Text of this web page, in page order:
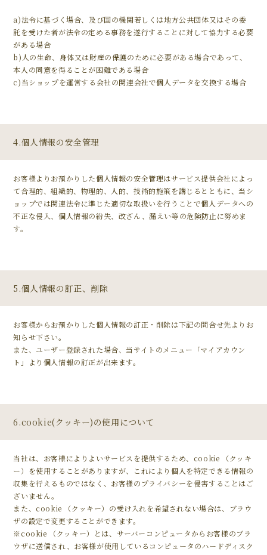
a)法令に基づく場合、及び国の機関若しくは地方公共団体又はその委
託を受けた者が法令の定める事務を遂行することに対して協力する必要
がある場合
b)人の生命、身体又は財産の保護のために必要がある場合であって、
本人の同意を得ることが困難である場合
c)当ショップを運営する会社の関連会社で個人データを交換する場合
4.個人情報の安全管理
お客様よりお預かりした個人情報の安全管理はサービス提供会社によっ
て合理的、組織的、物理的、人的、技術的施策を講じるとともに、当シ
ョップでは関連法令に準じた適切な取扱いを行うことで個人データへの
不正な侵入、個人情報の紛失、改ざん、漏えい等の危険防止に努めま
す。
5.個人情報の訂正、削除
お客様からお預かりした個人情報の訂正・削除は下記の問合せ先よりお
知らせ下さい。
また、ユーザー登録された場合、当サイトのメニュー「マイアカウン
ト」より個人情報の訂正が出来ます。
6.cookie(クッキー)の使用について
当社は、お客様によりよいサービスを提供するため、cookie （クッキ
ー）を使用することがありますが、これにより個人を特定できる情報の
収集を行えるものではなく、お客様のプライバシーを侵害することはご
ざいません。
また、cookie （クッキー）の受け入れを希望されない場合は、ブラウ
ザの設定で変更することができます。
※cookie （クッキー）とは、サーバーコンピュータからお客様のブラ
ウザに送信され、お客様が使用しているコンピュータのハードディスク